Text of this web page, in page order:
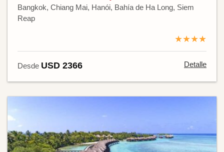
Bangkok, Chiang Mai, Hanói, Bahía de Ha Long, Siem
Reap
★★★★
Desde USD 2366 Detalle